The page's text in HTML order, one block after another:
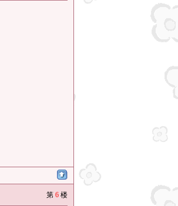
第 6 楼